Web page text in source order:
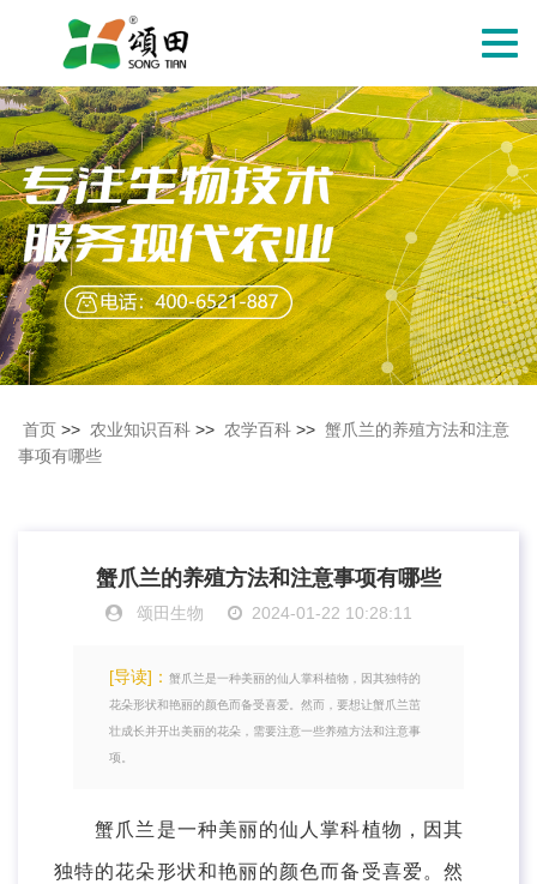
切
导
航
首页 >> 农业知识百科 >> 农学百科 >> 蟹爪兰的养殖方法和注意
事项有哪些
蟹爪兰的养殖方法和注意事项有哪些
颂田生物 2024-01-22 10:28:11
[导读]： 蟹爪兰是一种美丽的仙人掌科植物，因其独特的
花朵形状和艳丽的颜色而备受喜爱。然而，要想让蟹爪兰茁
壮成长并开出美丽的花朵，需要注意一些养殖方法和注意事
项。
蟹爪兰是一种美丽的仙人掌科植物，因其
独特的花朵形状和艳丽的颜色而备受喜爱。然